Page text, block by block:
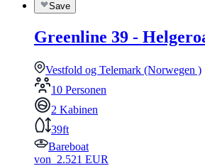
Save
Greenline 39 -
Vestfold og Telemark (Norwegen )
10 Personen
2 Kabinen
39ft
Bareboat
von 2.521 EUR